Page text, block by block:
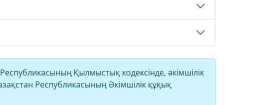
Қылмыстық кодексінде, әкімшілік
Республикасының Әкімшілік құқық